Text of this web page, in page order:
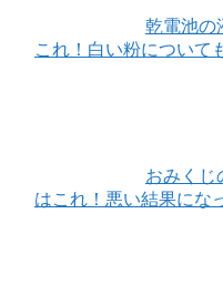
乾電池の
これ！白い粉について
おみくじ
はこれ！悪い結果にな